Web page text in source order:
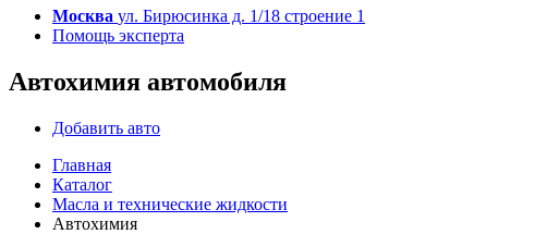
Москва ул. Бирюсинка д. 1/18 строение 1
Помощь эксперта
Автохимия автомобиля
Добавить авто
Главная
Каталог
Масла и технические жидкости
Автохимия